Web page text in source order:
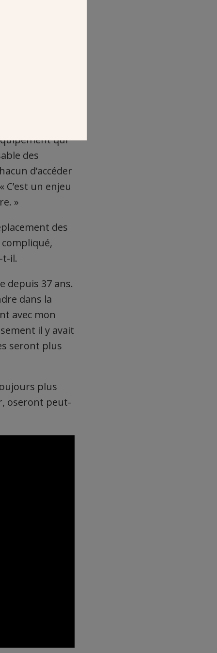
qui
des
d’accéder
un enjeu
»
des
t-il.
depuis 37 ans.
dans la
avec mon
il y avait
seront plus
plus
oseront peut-